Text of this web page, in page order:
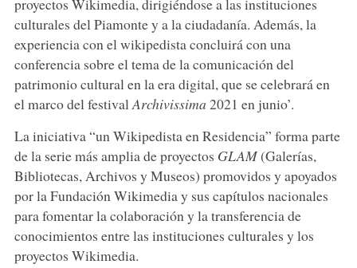
culturales del Piamonte y a la ciudadanía. Además, la
experiencia con el wikipedista concluirá con una
conferencia sobre el tema de la comunicación del
patrimonio cultural en la era digital, que se celebrará en
el marco del festival Archivissima 2021 en junio’.
La iniciativa “un Wikipedista en Residencia” forma parte
de la serie más amplia de proyectos GLAM(Galerías,
Bibliotecas, Archivos y Museos) promovidos y apoyados
por la Fundación Wikimedia y sus capítulos nacionales
para fomentar la colaboración y la transferencia de
conocimientos entre las instituciones culturales y los
proyectos Wikimedia.